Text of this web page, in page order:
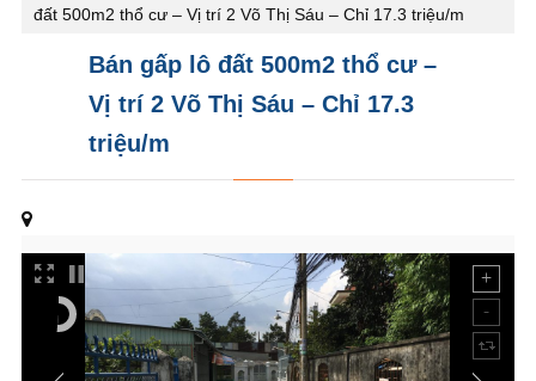
đất 500m2 thổ cư – Vị trí 2 Võ Thị Sáu – Chỉ 17.3 triệu/m
Bán gấp lô đất 500m2 thổ cư –
Vị trí 2 Võ Thị Sáu – Chỉ 17.3
triệu/m